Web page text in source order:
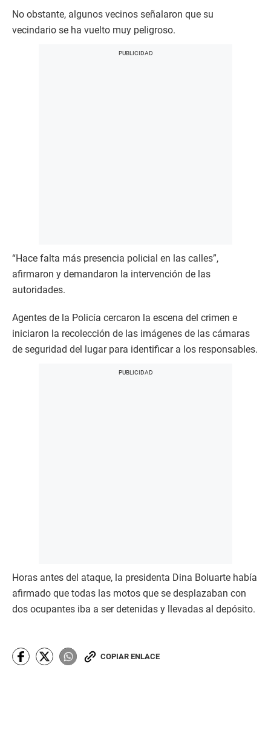
No obstante, algunos vecinos señalaron que su
vecindario se ha vuelto muy peligroso.
“Hace falta más presencia policial en las calles”,
afirmaron y demandaron la intervención de las
autoridades.
Agentes de la Policía cercaron la escena del crimen e
iniciaron la recolección de las imágenes de las cámaras
de seguridad del lugar para identificar a los responsables.
Horas antes del ataque, la presidenta Dina Boluarte había
afirmado que todas las motos que se desplazaban con
dos ocupantes iba a ser detenidas y llevadas al depósito.
COPIAR ENLACE